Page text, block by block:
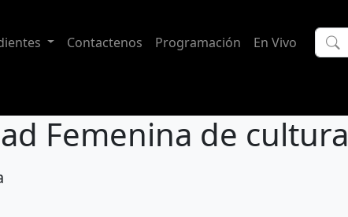
Contactenos Programación En Vivo
Femenina de cultura